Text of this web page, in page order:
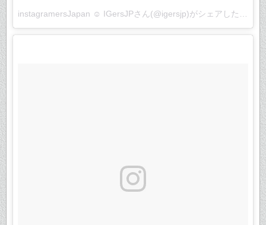
instagramersJapan ☺︎ IGersJPさん(@igersjp)がシェアした投稿 –